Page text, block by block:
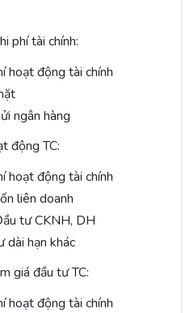
phí tài chính:
hoạt động tài chính
ngân hàng
động TC:
hoạt động tài chính
liên doanh
tư CKNH, DH
dài hạn khác
giá đầu tư TC:
hoạt động tài chính